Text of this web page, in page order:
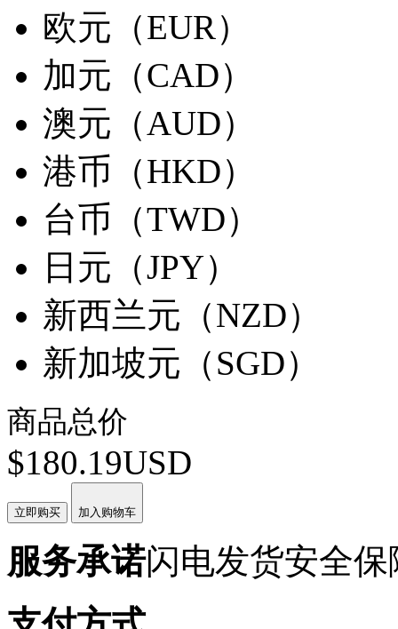
欧元（EUR）
加元（CAD）
澳元（AUD）
港币（HKD）
台币（TWD）
日元（JPY）
新西兰元（NZD）
新加坡元（SGD）
商品总价
$180.19USD
立即购买 加入购物车
服务承诺闪电发货安全保